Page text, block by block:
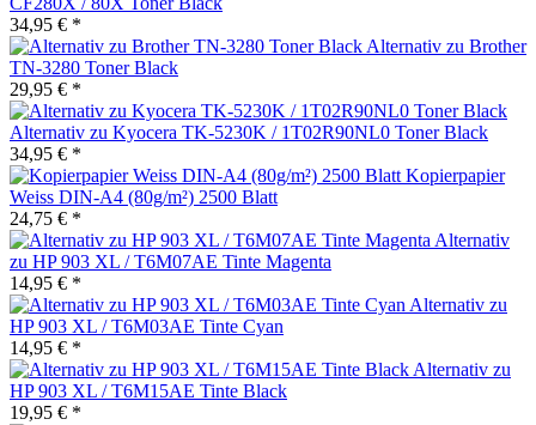
34,95 € *
Alternativ zu Brother
TN-3280 Toner Black
29,95 € *
Alternativ zu Kyocera TK-5230K / 1T02R90NL0 Toner Black
34,95 € *
Kopierpapier
Weiss DIN-A4 (80g/m²) 2500 Blatt
24,75 € *
Alternativ
zu HP 903 XL / T6M07AE Tinte Magenta
14,95 € *
Alternativ zu
HP 903 XL / T6M03AE Tinte Cyan
14,95 € *
Alternativ zu
HP 903 XL / T6M15AE Tinte Black
19,95 € *